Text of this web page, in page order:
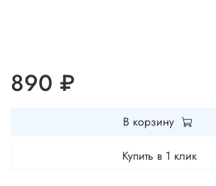
890 ₽
В корзину
Купить в 1 клик